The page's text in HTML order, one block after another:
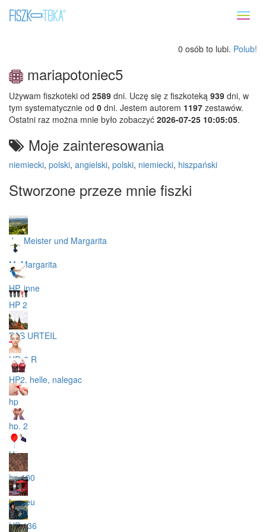
0 osób to lubi. Polub!
mariapotoniec5
Używam fiszkoteki od 2589 dni. Uczę się z fiszkoteką 939 dni, w
tym systematycznie od 0 dni. Jestem autorem 1197 zestawów.
Ostatni raz można mnie było zobaczyć 2026-07-25 10:05:05.
Moje zainteresowania
niemiecki, polski, angielski, polski, niemiecki, hiszpański
Stworzone przeze mnie fiszki
der Meister und Margarita
MuMargarita
HP, inne
HP 2
DAS URTEIL
HP, 2 R
HP2, helle, nalegac
hp
hp, 2
Hp
hp 100
hp neu
HP 136